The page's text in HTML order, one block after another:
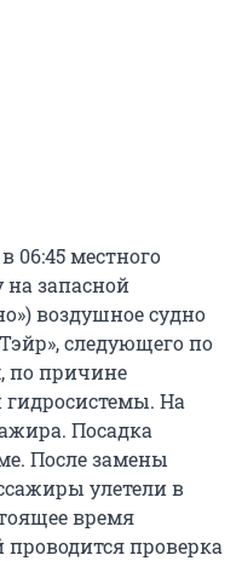
06:45 местного
запасной
воздушное судно
следующего по
по причине
гидросистемы. На
Посадка
После замены
улетели в
время
проверка